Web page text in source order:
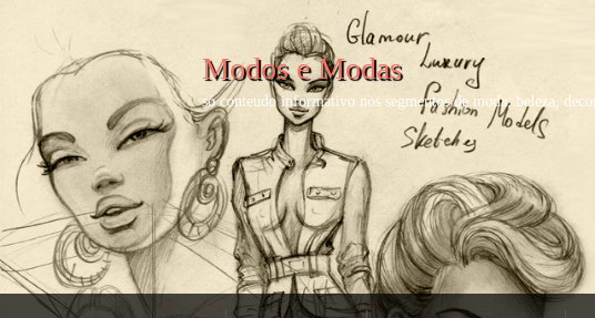
Modos e Modas
só conteudo informativo nos segmentos de moda, beleza,